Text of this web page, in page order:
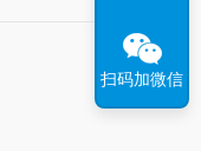
扫码加微信